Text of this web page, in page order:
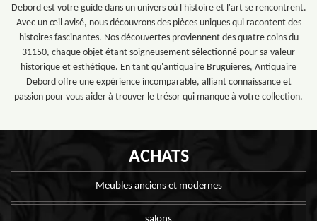
Debord est votre guide dans un univers où l'histoire et l'art se rencontrent.
Avec un œil avisé, nous découvrons des pièces uniques qui racontent des
histoires fascinantes. Nos découvertes proviennent des quatre coins du
31150, chaque objet étant soigneusement sélectionné pour sa valeur
historique et esthétique. En tant qu'antiquaire Bruguieres, Antiquaire
Debord offre une expérience incomparable, alliant connaissance et
passion pour vous aider à trouver le trésor qui manque à votre collection.
ACHATS
Meubles anciens et modernes